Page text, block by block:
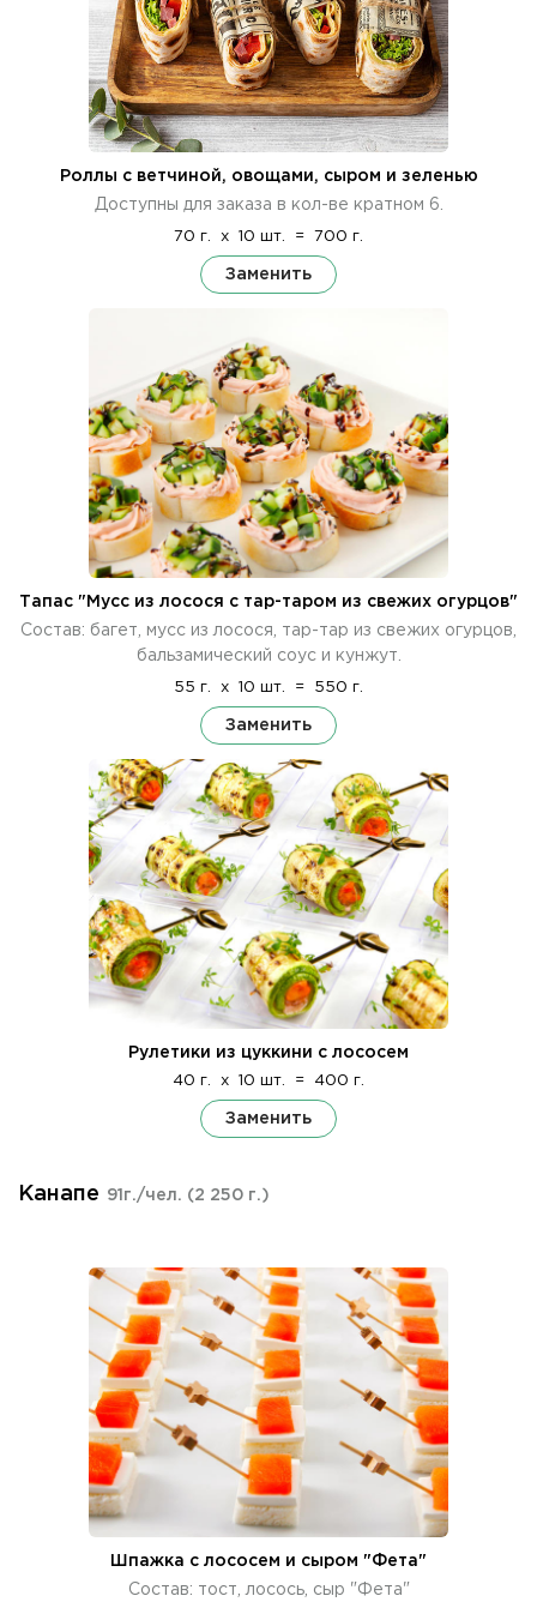
Роллы с ветчиной, овощами, сыром и зеленью
Доступны для заказа в кол-ве кратном 6.
70 г. x 10 шт. = 700 г.
Заменить
Тапас "Мусс из лосося с тар-таром из свежих огурцов"
Состав: багет, мусс из лосося, тар-тар из свежих огурцов,
бальзамический соус и кунжут.
55 г. x 10 шт. = 550 г.
Заменить
Рулетики из цуккини с лососем
40 г. x 10 шт. = 400 г.
Заменить
Канапе 91г./чел. (2 250 г.)
Шпажка с лососем и сыром "Фета"
Состав: тост, лосось, сыр "Фета"